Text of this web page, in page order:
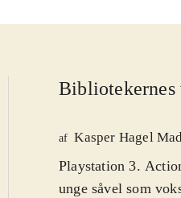
Bibliotekernes
af Kasper Hagel
Playstation 3.
unge såvel som